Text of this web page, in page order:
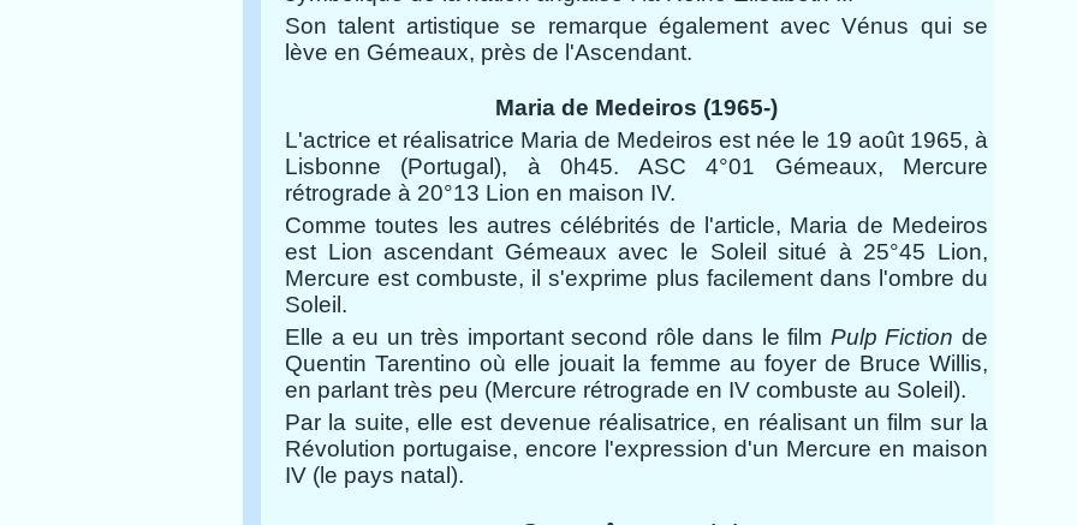
Son talent artistique se remarque également avec Vénus qui se
lève en Gémeaux, près de l'Ascendant.
Maria de Medeiros (1965-)
L'actrice et réalisatrice Maria de Medeiros est née le 19 août 1965, à
Lisbonne (Portugal), à 0h45.
ASC 4°01 Gémeaux, Mercure
rétrograde à 20°13 Lion en maison IV.
Comme toutes les autres célébrités de l'article, Maria de Medeiros
est Lion ascendant Gémeaux avec le Soleil situé à 25°45 Lion,
Mercure est combuste, il s'exprime plus facilement dans l'ombre du
Soleil.
Elle a eu un très important second rôle dans le film Pulp Fiction de
Quentin Tarentino où elle jouait la femme au foyer de Bruce Willis,
en parlant très peu (Mercure rétrograde en IV combuste au Soleil).
Par la suite, elle est devenue réalisatrice, en réalisant un film sur la
Révolution portugaise, encore l'expression d'un Mercure en maison
IV (le pays natal).